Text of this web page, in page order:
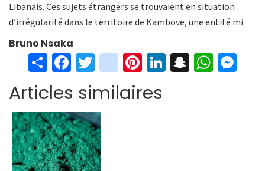
Libanais. Ces sujets étrangers se trouvaient en situation
d’irrégularité dans le territoire de Kambove, une entité mi
Bruno Nsaka
S
h
ar
e
Fa
ce
b
o
o
k
T
wi
tt
er
in
st
ag
Pi
er
Li S W
Articles similaires